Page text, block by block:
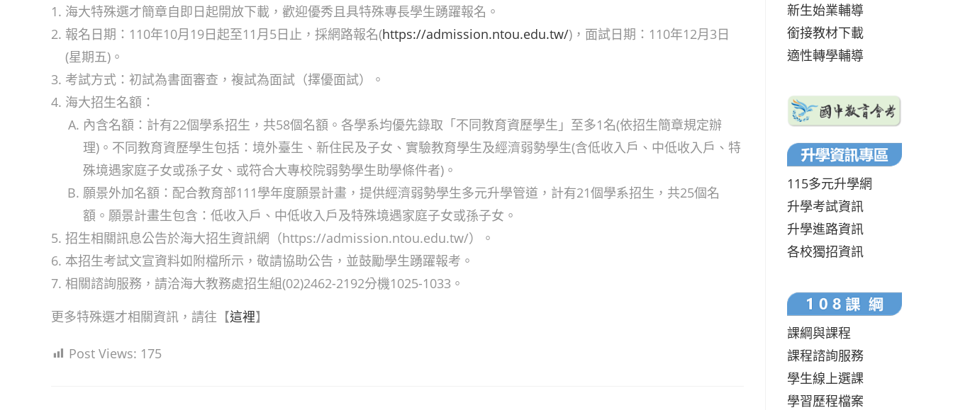
海大特殊選才簡章自即日起開放下載，歡迎優秀且具特殊專長學生踴躍報名。
報名日期：110年10月19日起至11月5日止，採網路報名(https://admission.ntou.edu.tw/)，面試日期：110年12月3日
(星期五)。
考試方式：初試為書面審查，複試為面試（擇優面試）。
海大招生名額：
內含名額：計有22個學系招生，共58個名額。各學系均優先錄取「不同教育資歷學生」至多1名(依招生簡章規定辦
理)。不同教育資歷學生包括：境外臺生、新住民及子女、實驗教育學生及經濟弱勢學生(含低收入戶、中低收入戶、特
殊境遇家庭子女或孫子女、或符合大專校院弱勢學生助學條件者)。
願景外加名額：配合教育部111學年度願景計畫，提供經濟弱勢學生多元升學管道，計有21個學系招生，共25個名
額。願景計畫生包含：低收入戶、中低收入戶及特殊境遇家庭子女或孫子女。
招生相關訊息公告於海大招生資訊網（https://admission.ntou.edu.tw/）。
本招生考試文宣資料如附檔所示，敬請協助公告，並鼓勵學生踴躍報考。
相關諮詢服務，請洽海大教務處招生組(02)2462-2192分機1025-1033。
更多特殊選才相關資訊，請往【這裡】
Post Views: 175
新生始業輔導
銜接教材下載
適性轉學輔導
115多元升學網
升學考試資訊
升學進路資訊
各校獨招資訊
課綱與課程
課程諮詢服務
學生線上選課
學習歷程檔案